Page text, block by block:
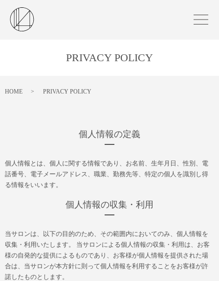
PRIVACY POLICY
HOME PRIVACY POLICY
個人情報の定義
個人情報とは、個人に関する情報であり、お名前、生年月日、性別、電
話番号、電子メールアドレス、職業、勤務先等、特定の個人を識別し得
る情報をいいます。
個人情報の収集・利用
当サロンは、以下の目的のため、その範囲内においてのみ、個人情報を
収集・利用いたします。 当サロンによる個人情報の収集・利用は、お客
様の自発的な提供によるものであり、お客様が個人情報を提供された場
合は、当サロンが本方針に則って個人情報を利用することをお客様が許
諾したものとします。